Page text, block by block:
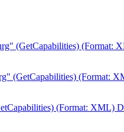
(GetCapabilities) (Format:
(GetCapabilities) (Format:
(Format: XML)